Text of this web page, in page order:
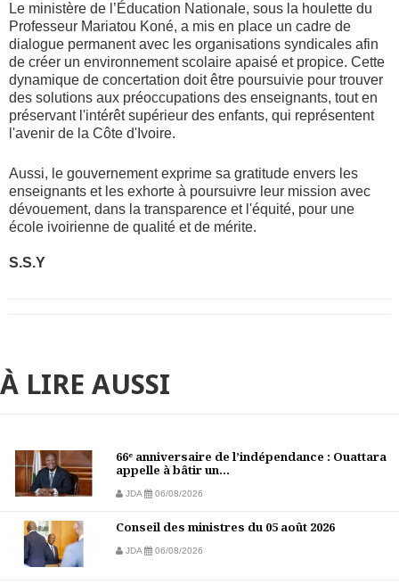
Le ministère de l’Éducation Nationale, sous la houlette du
Professeur Mariatou Koné, a mis en place un cadre de
dialogue permanent avec les organisations syndicales afin
de créer un environnement scolaire apaisé et propice. Cette
dynamique de concertation doit être poursuivie pour trouver
des solutions aux préoccupations des enseignants, tout en
préservant l'intérêt supérieur des enfants, qui représentent
l'avenir de la Côte d'Ivoire.
Aussi, le gouvernement exprime sa gratitude envers les
enseignants et les exhorte à poursuivre leur mission avec
dévouement, dans la transparence et l'équité, pour une
école ivoirienne de qualité et de mérite.
S.S.Y
À LIRE AUSSI
66ᵉ anniversaire de l’indépendance : Ouattara
appelle à bâtir un...
JDA 06/08/2026
Conseil des ministres du 05 août 2026
JDA 06/08/2026